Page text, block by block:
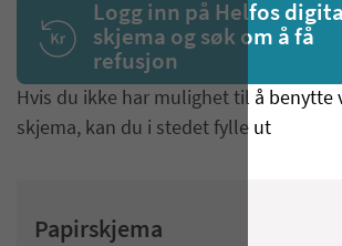
Logg inn på Helfos
skjema og søk om å få
refusjon
Hvis du ikke har mulighet til å benytte
skjema, kan du i stedet fylle ut
Papirskjema